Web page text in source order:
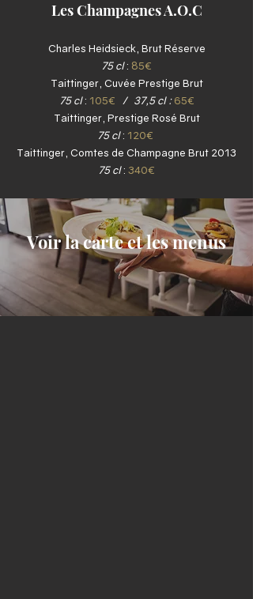
Les Champagnes A.O.C
Charles Heidsieck, Brut Réserve
75 cl: 85€
Taittinger, Cuvée Prestige Brut
75 cl : 105€ / 37,5 cl :65€
Taittinger, Prestige Rosé Brut
75 cl: 120€
Taittinger, Comtes de Champagne Brut 2013
75 cl: 340€
***
Voir la carte et les menus